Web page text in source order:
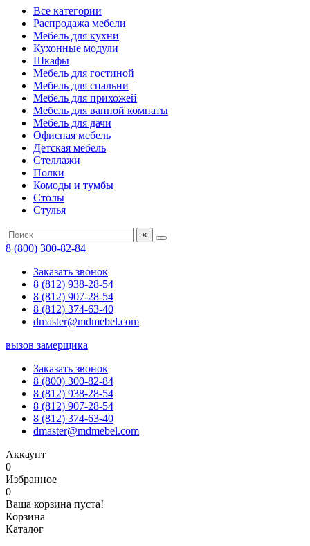
Все категории
Распродажа мебели
Мебель для кухни
Кухонные модули
Шкафы
Мебель для гостиной
Мебель для спальни
Мебель для прихожей
Мебель для ванной комнаты
Мебель для дачи
Офисная мебель
Детская мебель
Стеллажи
Полки
Комоды и тумбы
Столы
Стулья
×
8 (800) 300-82-84
Заказать звонок
8 (812) 938-28-54
8 (812) 907-28-54
8 (812) 374-63-40
dmaster@mdmebel.com
вызов замерщика
Заказать звонок
8 (800) 300-82-84
8 (812) 938-28-54
8 (812) 907-28-54
8 (812) 374-63-40
dmaster@mdmebel.com
Аккаунт
0
Избранное
0
Ваша корзина пуста!
Корзина
Каталог